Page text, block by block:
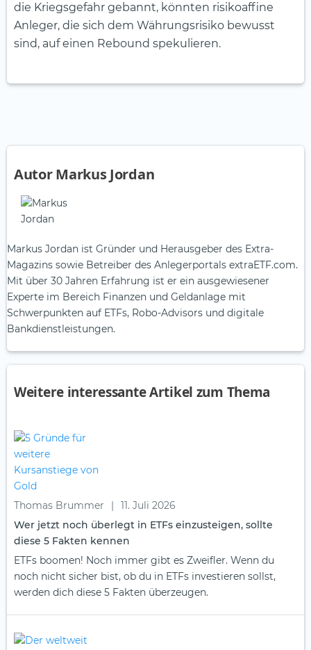
die Kriegsgefahr gebannt, könnten risikoaffine
Anleger, die sich dem Währungsrisiko bewusst
sind, auf einen Rebound spekulieren.
Autor Markus Jordan
Markus Jordan ist Gründer und Herausgeber des Extra-
Magazins sowie Betreiber des Anlegerportals extraETF.com.
Mit über 30 Jahren Erfahrung ist er ein ausgewiesener
Experte im Bereich Finanzen und Geldanlage mit
Schwerpunkten auf ETFs, Robo-Advisors und digitale
Bankdienstleistungen.
Weitere interessante Artikel zum Thema
Thomas Brummer |
11. Juli 2026
Wer jetzt noch überlegt in ETFs einzusteigen, sollte
diese 5 Fakten kennen
ETFs boomen! Noch immer gibt es Zweifler. Wenn du
noch nicht sicher bist, ob du in ETFs investieren sollst,
werden dich diese 5 Fakten überzeugen.